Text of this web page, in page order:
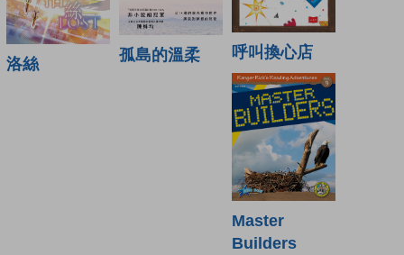
洛絲 孤島的溫柔 呼叫換心店
Master
Builders